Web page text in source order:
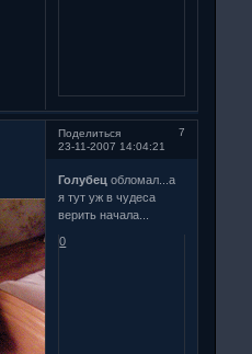
Поделиться
7
23-11-2007 14:04:21
Голубец обломал...а
я тут уж в чудеса
верить начала...
0